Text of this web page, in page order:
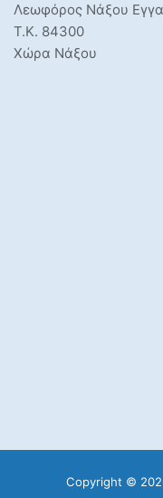
Λεωφόρος Νάξου
Τ.Κ. 84300
Χώρα Νάξου
Copyright ©